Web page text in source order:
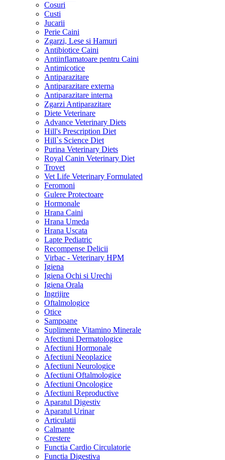
Cosuri
Custi
Jucarii
Perie Caini
Zgarzi, Lese si Hamuri
Antibiotice Caini
Antiinflamatoare pentru Caini
Antimicotice
Antiparazitare
Antiparazitare externa
Antiparazitare interna
Zgarzi Antiparazitare
Diete Veterinare
Advance Veterinary Diets
Hill's Prescription Diet
Hill`s Science Diet
Purina Veterinary Diets
Royal Canin Veterinary Diet
Trovet
Vet Life Veterinary Formulated
Feromoni
Gulere Protectoare
Hormonale
Hrana Caini
Hrana Umeda
Hrana Uscata
Lapte Pediatric
Recompense Delicii
Virbac - Veterinary HPM
Igiena
Igiena Ochi si Urechi
Igiena Orala
Ingrijire
Oftalmologice
Otice
Sampoane
Suplimente Vitamino Minerale
Afectiuni Dermatologice
Afectiuni Hormonale
Afectiuni Neoplazice
Afectiuni Neurologice
Afectiuni Oftalmologice
Afectiuni Oncologice
Afectiuni Reproductive
Aparatul Digestiv
Aparatul Urinar
Articulatii
Calmante
Crestere
Functia Cardio Circulatorie
Functia Digestiva